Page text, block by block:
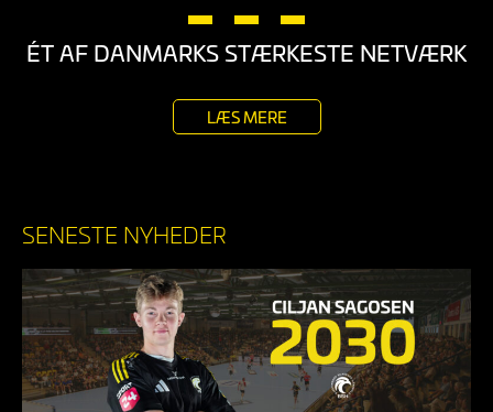
ÉT AF DANMARKS STÆRKESTE NETVÆRK
LÆS MERE
SENESTE NYHEDER